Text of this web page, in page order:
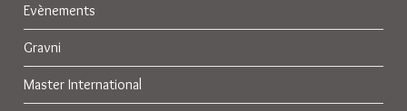
Evènements
Gravni
Master International